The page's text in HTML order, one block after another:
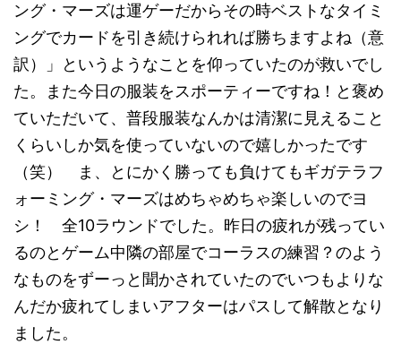
ング・マーズは運ゲーだからその時ベストなタイミ
ングでカードを引き続けられれば勝ちますよね（意
訳）」というようなことを仰っていたのが救いでし
た。また今日の服装をスポーティーですね！と褒め
ていただいて、普段服装なんかは清潔に見えること
くらいしか気を使っていないので嬉しかったです
（笑） ま、とにかく勝っても負けてもギガテラフ
ォーミング・マーズはめちゃめちゃ楽しいのでヨ
シ！ 全10ラウンドでした。昨日の疲れが残ってい
るのとゲーム中隣の部屋でコーラスの練習？のよう
なものをずーっと聞かされていたのでいつもよりな
んだか疲れてしまいアフターはパスして解散となり
ました。